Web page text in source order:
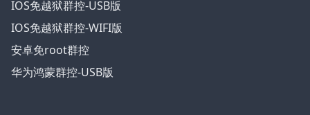
IOS免越狱群控-USB版
IOS免越狱群控-WIFI版
安卓免root群控
华为鸿蒙群控-USB版